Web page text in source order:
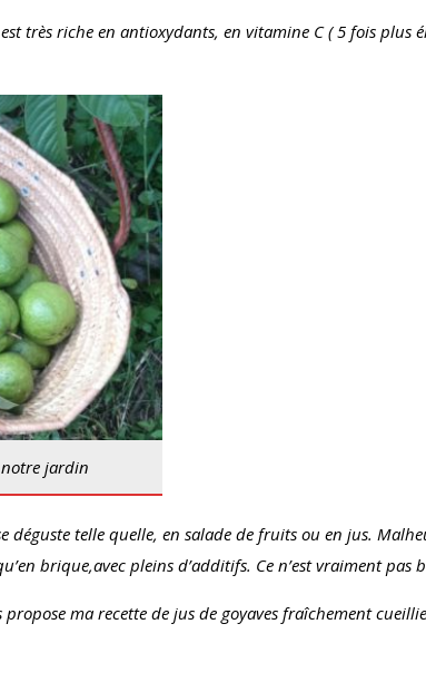
très riche en antioxydants, en vitamine C ( 5 fois plus
notre jardin
déguste telle quelle, en salade de fruits ou en jus.
brique,avec pleins d’additifs. Ce n’est vraiment pas
propose ma recette de jus de goyaves fraîchement